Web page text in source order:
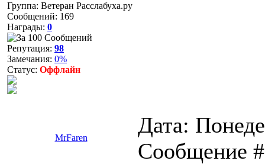
Группа: Ветеран Расслабуха.ру
Сообщений: 169
Награды: 0
Репутация: 98
Замечания: 0%
Статус: Оффлайн
MrFaren
Дата:
Сообщение